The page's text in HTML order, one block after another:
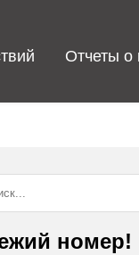
Отчеты о
номер!